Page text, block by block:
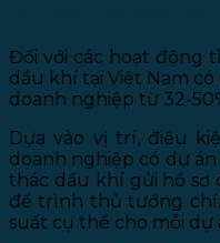
Đối với các hoạt động
dầu khí tại Việt Nam
doanh nghiệp từ 32-
Dựa vào vị trí, điều
doanh nghiệp có dự
thác dầu khí gửi hồ sơ
để trình thủ tướng
suất cụ thể cho mỗi dự